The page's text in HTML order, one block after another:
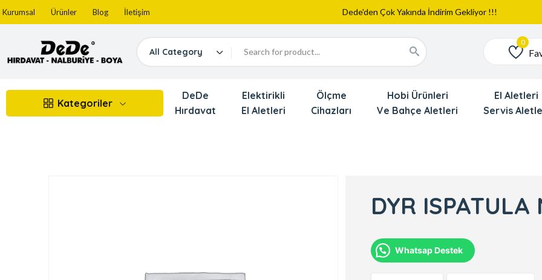
Kurumsal Ürünler Blog İletişim
Web Sitemiz Yayında
Yeni Eklenen Ürünlerimizi İnceledinizmi ?
All Category Favoriler
Kategoriler
DeDe
Hırdavat
Elektirikli
El Aletleri
Ölçme
Cihazları
Hobi Ürünleri
Ve Bahçe Aletleri
El Aletleri
Servis
DYR ISPATULA
Whatsap Destek